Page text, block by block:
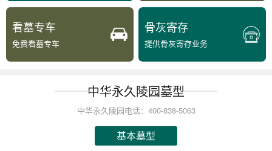
看墓专车
免费看墓专车
骨灰寄存
提供骨灰寄存业务
中华永久陵园墓型
中华永久陵园电话：400-838-5063
基本墓型